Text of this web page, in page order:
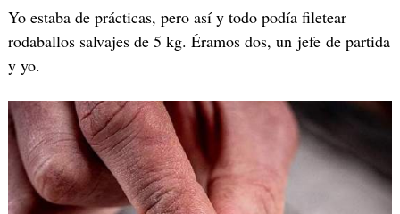
Yo estaba de prácticas, pero así y todo podía filetear
rodaballos salvajes de 5 kg. Éramos dos, un jefe de partida
y yo.